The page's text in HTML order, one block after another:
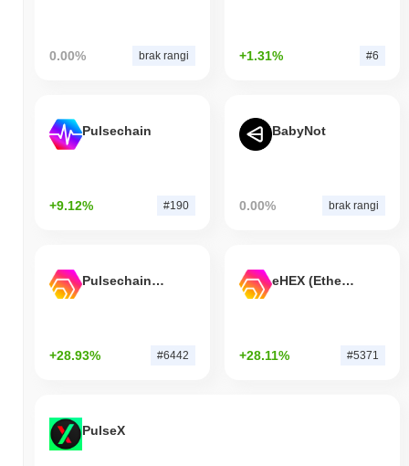
0.00% brak rangi +1.31% #6
Pulsechain
+9.12% #190
BabyNot
0.00% brak rangi
Pulsechain Bridged HEX (Pulsechain)
+28.93% #6442
eHEX (Ethereum)
+28.11% #5371
PulseX